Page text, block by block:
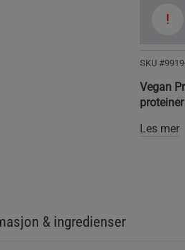
!
SKU
Vegan
Les mer
& ingredienser